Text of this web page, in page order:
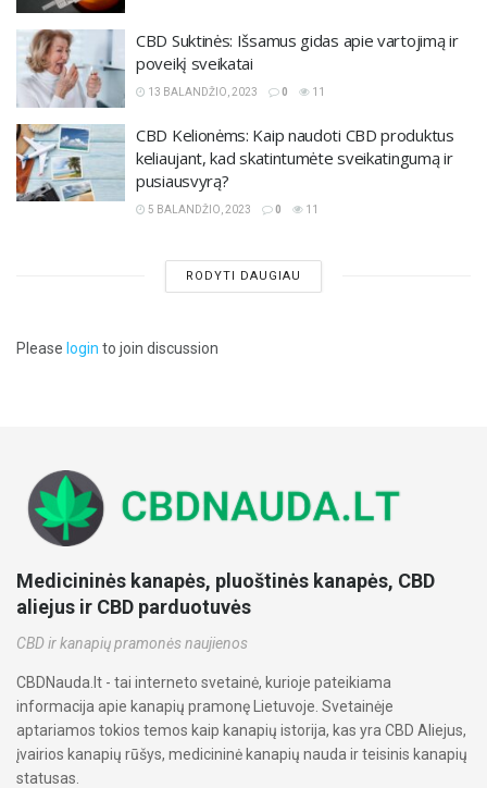
CBD Suktinės: Išsamus gidas apie vartojimą ir
poveikį sveikatai
13 BALANDŽIO, 2023 0 11
CBD Kelionėms: Kaip naudoti CBD produktus
keliaujant, kad skatintumėte sveikatingumą ir
pusiausvyrą?
5 BALANDŽIO, 2023 0 11
RODYTI DAUGIAU
Please login to join discussion
Medicininės kanapės, pluoštinės kanapės, CBD
aliejus ir CBD parduotuvės
CBD ir kanapių pramonės naujienos
CBDNauda.lt - tai interneto svetainė, kurioje pateikiama
informacija apie kanapių pramonę Lietuvoje. Svetainėje
aptariamos tokios temos kaip kanapių istorija, kas yra CBD Aliejus,
įvairios kanapių rūšys, medicininė kanapių nauda ir teisinis kanapių
statusas.